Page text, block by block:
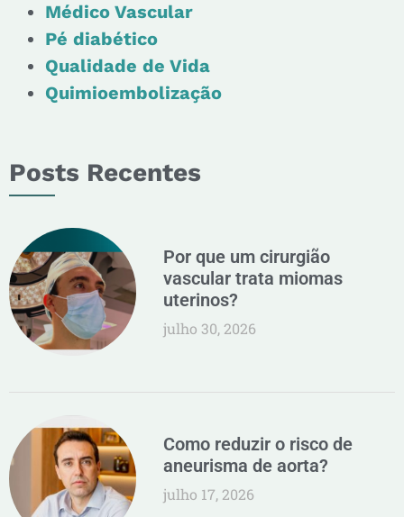
Médico Vascular
Pé diabético
Qualidade de Vida
Quimioembolização
Posts Recentes
Por que um cirurgião
vascular trata miomas
uterinos?
julho 30, 2026
Como reduzir o risco de
aneurisma de aorta?
julho 17, 2026